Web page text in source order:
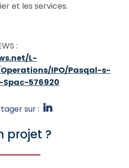
et les services.
:
L-
IPO/Pasqal-s-
576920
sur :
projet ?